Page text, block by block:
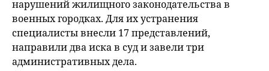
нарушений жилищного законодательства в
военных городках. Для их устранения
специалисты внесли 17 представлений,
направили два иска в суд и завели три
административных дела.